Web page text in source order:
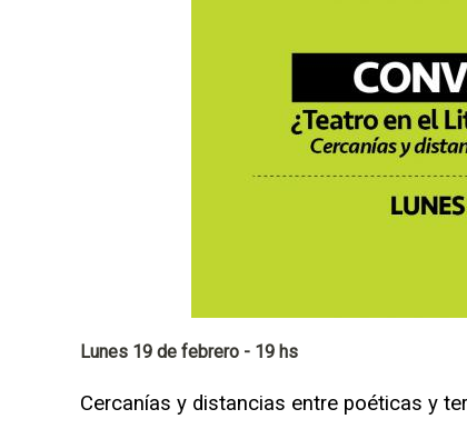
Lunes 19 de febrero - 19 hs
Cercanías y distancias entre poéticas y